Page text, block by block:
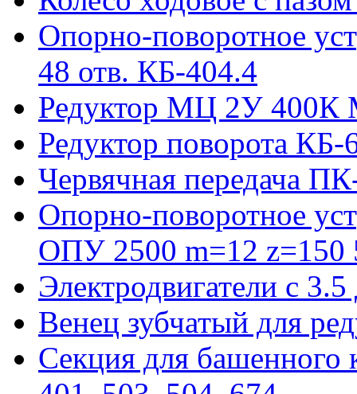
Опорно-поворотное
48 отв. КБ-404.4
Редуктор МЦ 2У 400К
Редуктор поворота КБ-
Червячная передача
Опорно-поворотное
ОПУ 2500 m=12 z=150
Электродвигатели с
Венец зубчатый для
Секция для башенного